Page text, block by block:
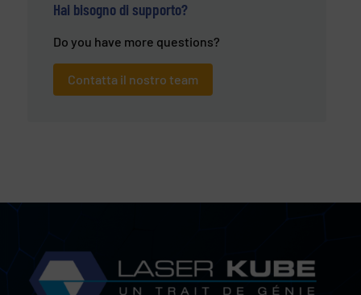
Hai bisogno di supporto?
Do you have more questions?
Contatta il nostro team